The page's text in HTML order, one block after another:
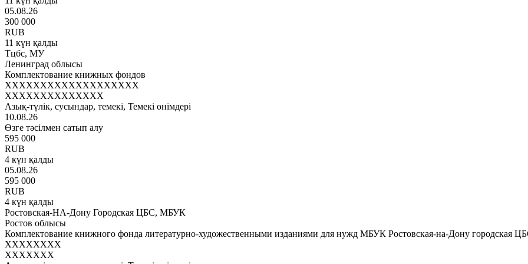
05.08.26
300 000
RUB
11 күн қалды
Тцбс, МУ
Ленинград облысы
Комплектование книжных фондов
XXXXXXXXXXXXXXXXXXX
XXXXXXXXXXXXXX
Азық-түлік, сусындар, темекі, Темекі өнімдері
10.08.26
Өзге тәсілмен сатып алу
595 000
RUB
4 күн қалды
05.08.26
595 000
RUB
4 күн қалды
Ростовская-НА-Дону Городская ЦБС, МБУК
Ростов облысы
Комплектование книжного фонда литературно-художественными изданиями для нужд МБУК Ростовская-на-Дону городская
XXXXXXXX
XXXXXXX